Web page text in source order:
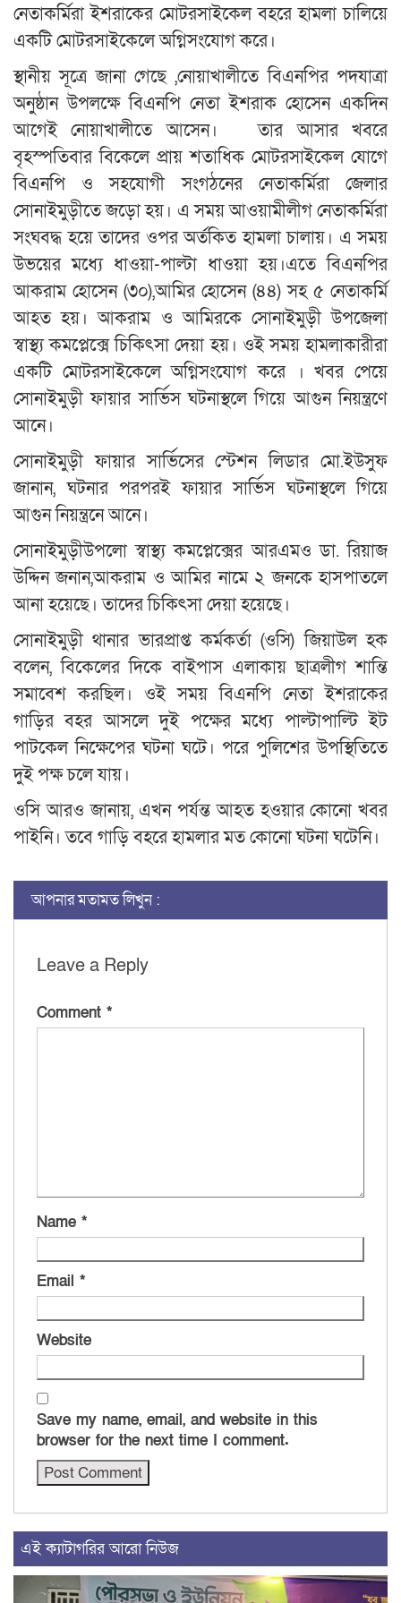
নেতাকর্মিরা ইশরাকের মোটরসাইকেল বহরে হামলা চালিয়ে
একটি মোটরসাইকেলে অগ্নিসংযোগ করে।
স্থানীয় সূত্রে জানা গেছে ,নোয়াখালীতে বিএনপির পদযাত্রা
অনুষ্ঠান উপলক্ষে বিএনপি নেতা ইশরাক হোসেন একদিন
আগেই নোয়াখালীতে আসেন। তার আসার খবরে
বৃহস্পতিবার বিকেলে প্রায় শতাধিক মোটরসাইকেল যোগে
বিএনপি ও সহযোগী সংগঠনের নেতাকর্মিরা জেলার
সোনাইমুড়ীতে জড়ো হয়। এ সময় আওয়ামীলীগ নেতাকর্মিরা
সংঘবদ্ধ হয়ে তাদের ওপর অর্তকিত হামলা চালায়। এ সময়
উভয়ের মধ্যে ধাওয়া-পাল্টা ধাওয়া হয়।এতে বিএনপির
আকরাম হোসেন (৩০),আমির হোসেন (৪৪) সহ ৫ নেতাকর্মি
আহত হয়। আকরাম ও আমিরকে সোনাইমুড়ী উপজেলা
স্বাস্থ্য কমপ্লেক্সে চিকিৎসা দেয়া হয়। ওই সময় হামলাকারীরা
একটি মোটরসাইকেলে অগ্নিসংযোগ করে । খবর পেয়ে
সোনাইমুড়ী ফায়ার সার্ভিস ঘটনাস্থলে গিয়ে আগুন নিয়ন্ত্রণে
আনে।
সোনাইমুড়ী ফায়ার সার্ভিসের স্টেশন লিডার মো.ইউসুফ
জানান, ঘটনার পরপরই ফায়ার সার্ভিস ঘটনাস্থলে গিয়ে
আগুন নিয়ন্ত্রনে আনে।
সোনাইমুড়ীউপলো স্বাস্থ্য কমপ্লেক্সের আরএমও ডা. রিয়াজ
উদ্দিন জনান,আকরাম ও আমির নামে ২ জনকে হাসপাতলে
আনা হয়েছে। তাদের চিকিৎসা দেয়া হয়েছে।
সোনাইমুড়ী থানার ভারপ্রাপ্ত কর্মকর্তা (ওসি) জিয়াউল হক
বলেন, বিকেলের দিকে বাইপাস এলাকায় ছাত্রলীগ শান্তি
সমাবেশ করছিল। ওই সময় বিএনপি নেতা ইশরাকের
গাড়ির বহর আসলে দুই পক্ষের মধ্যে পাল্টাপাল্টি ইট
পাটকেল নিক্ষেপের ঘটনা ঘটে। পরে পুলিশের উপস্থিতিতে
দুই পক্ষ চলে যায়।
ওসি আরও জানায়, এখন পর্যন্ত আহত হওয়ার কোনো খবর
পাইনি। তবে গাড়ি বহরে হামলার মত কোনো ঘটনা ঘটেনি।
আপনার মতামত লিখুন :
Leave a Reply
Comment *
Name *
Email *
Website
Save my name, email, and website in this
browser for the next time I comment.
এই ক্যাটাগরির আরো নিউজ